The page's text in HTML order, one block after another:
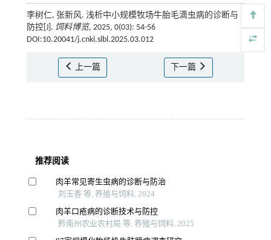
李树仁, 张新风. 浅析中小规模牧场牛胎毛滴虫病的诊断与
防控[J]. 饲料博览, 2025, 0(03): 54-56
DOI:10.20041/j.cnki.slbl.2025.03.012
上一篇 下一篇